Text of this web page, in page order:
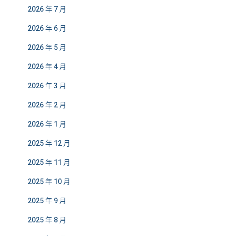
2026 年 7 月
2026 年 6 月
2026 年 5 月
2026 年 4 月
2026 年 3 月
2026 年 2 月
2026 年 1 月
2025 年 12 月
2025 年 11 月
2025 年 10 月
2025 年 9 月
2025 年 8 月